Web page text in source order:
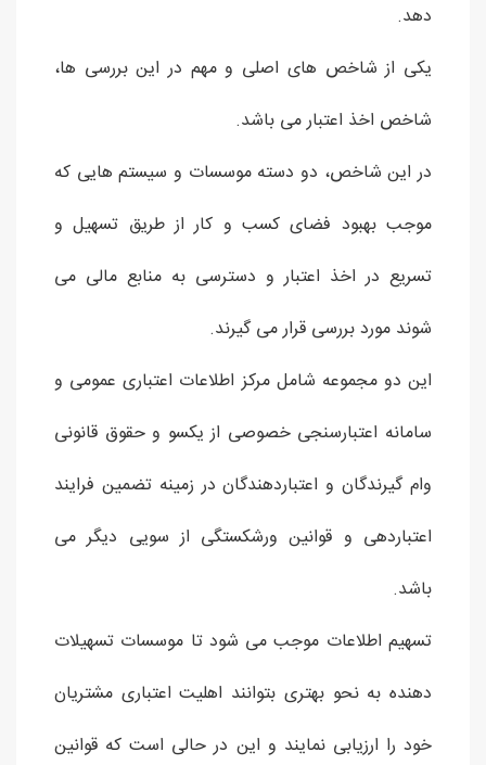
دهد.
یکی از شاخص های اصلی و مهم در این بررسی ها،
شاخص اخذ اعتبار می باشد.
در این شاخص، دو دسته موسسات و سیستم هایی که
موجب بهبود فضای کسب و کار از طریق تسهیل و
تسریع در اخذ اعتبار و دسترسی به منابع مالی می
شوند مورد بررسی قرار می گیرند.
این دو مجموعه شامل مرکز اطلاعات اعتباری عمومی و
سامانه اعتبارسنجی خصوصی از یکسو و حقوق قانونی
وام گیرندگان و اعتباردهندگان در زمینه تضمین فرایند
اعتباردهی و قوانین ورشکستگی از سویی دیگر می
باشد.
تسهیم اطلاعات موجب می شود تا موسسات تسهیلات
دهنده به نحو بهتری بتوانند اهلیت اعتباری مشتریان
خود را ارزیابی نمایند و این در حالی است که قوانین